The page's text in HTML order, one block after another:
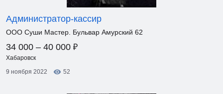
Администратор-кассир
ООО Суши Мастер. Бульвар Амурский 62
34 000 – 40 000 ₽
Хабаровск
9 ноября 2022
52